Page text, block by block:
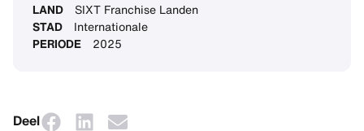
LAND SIXT Franchise Landen
STAD Internationale
PERIODE 2025
Deel